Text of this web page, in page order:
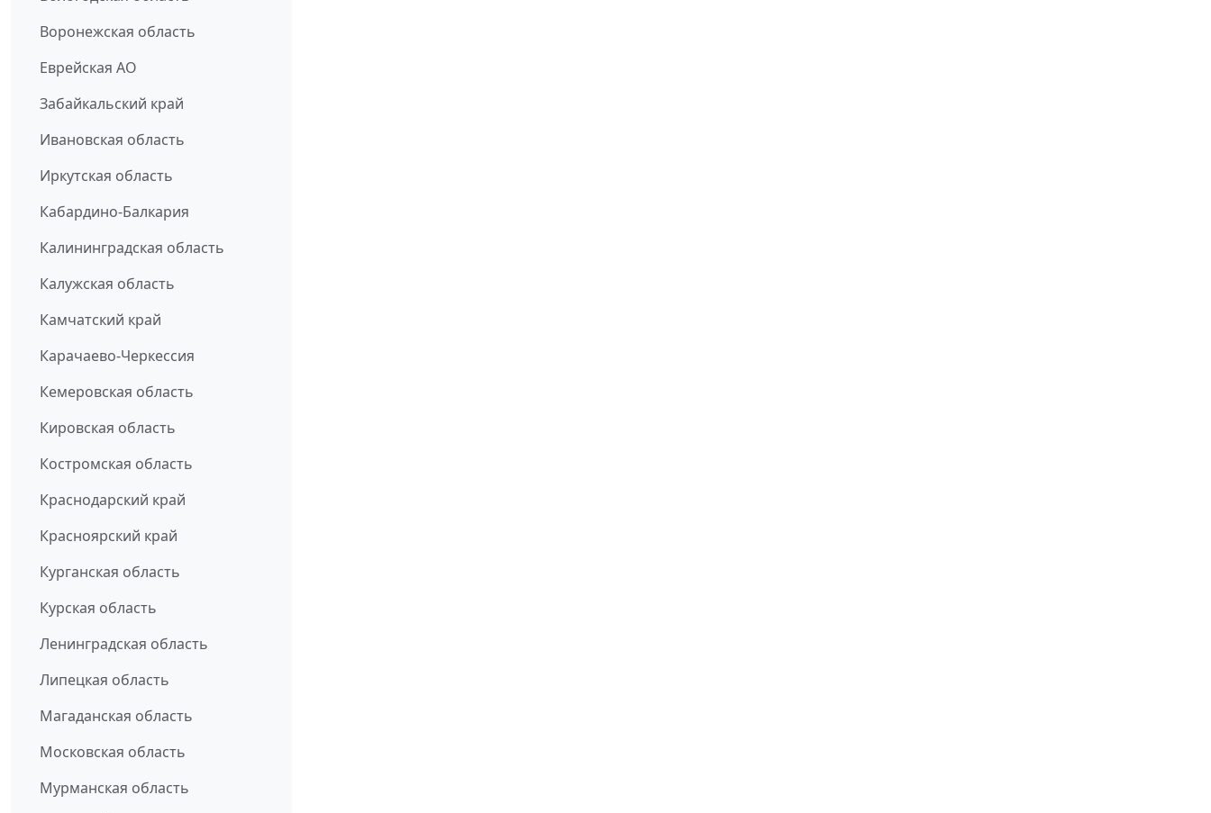
Воронежская область
Еврейская АО
Забайкальский край
Ивановская область
Иркутская область
Кабардино-Балкария
Калининградская область
Калужская область
Камчатский край
Карачаево-Черкессия
Кемеровская область
Кировская область
Костромская область
Краснодарский край
Красноярский край
Курганская область
Курская область
Ленинградская область
Липецкая область
Магаданская область
Московская область
Мурманская область